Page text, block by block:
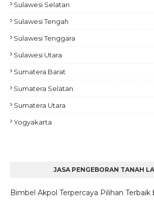
Sulawesi Selatan
Sulawesi Tengah
Sulawesi Tenggara
Sulawesi Utara
Sumatera Barat
Sumatera Selatan
Sumatera Utara
Yogyakarta
JASA PENGEBORAN TANAH
Bimbel Akpol Terpercaya Pilihan Terbaik